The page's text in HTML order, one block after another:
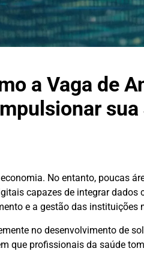
a Vaga de
No entanto, poucas
capazes de integrar
e a gestão das instituições
no desenvolvimento de
que profissionais da saúde